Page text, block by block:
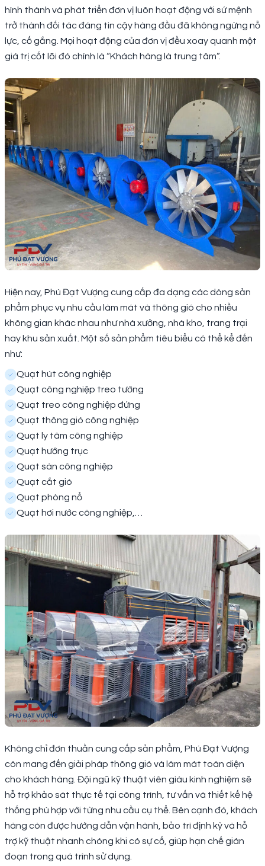
hình thành và phát triển đơn vị luôn hoạt động với sứ mệnh
trở thành đối tác đáng tin cậy hàng đầu đã không ngừng nỗ
lực, cố gắng. Mọi hoạt động của đơn vị đều xoay quanh một
giá trị cốt lõi đó chính là “Khách hàng là trung tâm”.
Hiện nay, Phú Đạt Vượng cung cấp đa dạng các dòng sản
phẩm phục vụ nhu cầu làm mát và thông gió cho nhiều
không gian khác nhau như nhà xưởng, nhà kho, trang trại
hay khu sản xuất. Một số sản phẩm tiêu biểu có thể kể đến
như:
Quạt hút công nghiệp
Quạt công nghiệp treo tường
Quạt treo công nghiệp đứng
Quạt thông gió công nghiệp
Quạt ly tâm công nghiệp
Quạt hướng trục
Quạt sàn công nghiệp
Quạt cắt gió
Quạt phòng nổ
Quạt hơi nước công nghiệp,…
Không chỉ đơn thuần cung cấp sản phẩm, Phú Đạt Vượng
còn mang đến giải pháp thông gió và làm mát toàn diện
cho khách hàng. Đội ngũ kỹ thuật viên giàu kinh nghiệm sẽ
hỗ trợ khảo sát thực tế tại công trình, tư vấn và thiết kế hệ
thống phù hợp với từng nhu cầu cụ thể. Bên cạnh đó, khách
hàng còn được hướng dẫn vận hành, bảo trì định kỳ và hỗ
trợ kỹ thuật nhanh chóng khi có sự cố, giúp hạn chế gián
đoạn trong quá trình sử dụng.